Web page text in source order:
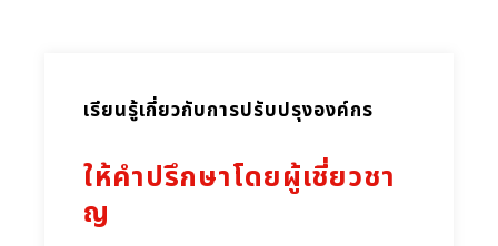
เรียนรู้เกี่ยวกับการปรับปรุงองค์กร
ให้คำปรึกษาโดยผู้เชี่ยวชา
ญ